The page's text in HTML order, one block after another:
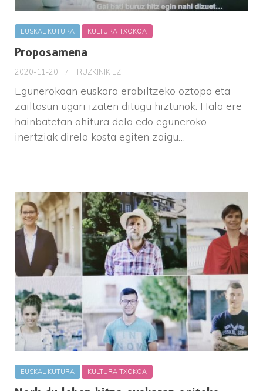
EUSKAL KUTURA KULTURA TXOKOA
Proposamena
2020-11-20 IRUZKINIK EZ
Egunerokoan euskara erabiltzeko oztopo eta
zailtasun ugari izaten ditugu hiztunok. Hala ere
hainbatetan ohitura dela edo eguneroko
inertziak direla kosta egiten zaigu…
EUSKAL KUTURA KULTURA TXOKOA